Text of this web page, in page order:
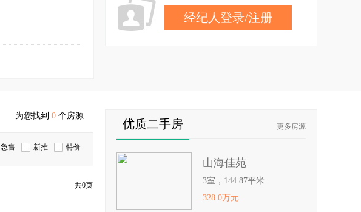
经纪人登录/注册
为您找到 0 个房源
急售 新推 特价
共0页
优质二手房 更多房源
山海佳苑
3室，144.87平米
328.0万元